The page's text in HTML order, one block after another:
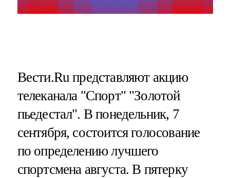
Вести.Ru представляют акцию
телеканала "Спорт" "Золотой
пьедестал". В понедельник, 7
сентября, состоится голосование
по определению лучшего
спортсмена августа. В пятерку